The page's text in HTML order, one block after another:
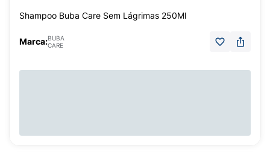
Shampoo Buba Care Sem Lágrimas 250Ml
Marca:BUBA
CARE